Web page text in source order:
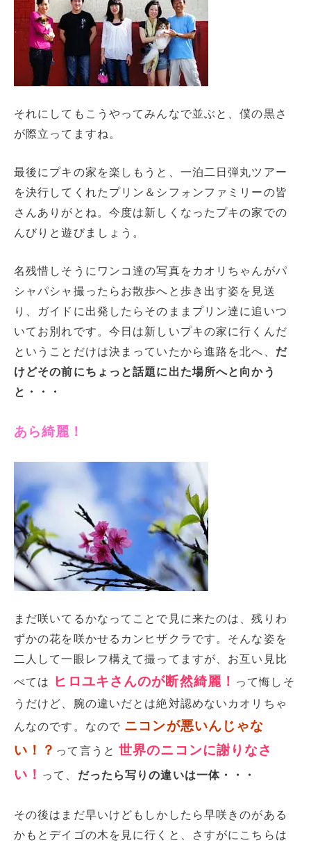
それにしてもこうやってみんなで並ぶと、僕の黒さ
が際立ってますね。
最後にプキの家を楽しもうと、一泊二日弾丸ツアー
を決行してくれたプリン＆シフォンファミリーの皆
さんありがとね。今度は新しくなったプキの家での
んびりと遊びましょう。
名残惜しそうにワンコ達の写真をカオリちゃんがパ
シャパシャ撮ったらお散歩へと歩き出す姿を見送
り、ガイドに出発したらそのままプリン達に追いつ
いてお別れです。今日は新しいプキの家に行くんだ
ということだけは決まっていたから進路を北へ、 だ
けどその前にちょっと話題に出た場所へと向かう
と・・・
あら綺麗！
まだ咲いてるかなってことで見に来たのは、残りわ
ずかの花を咲かせるカンヒザクラです。そんな姿を
二人して一眼レフ構えて撮ってますが、お互い見比
べては
ヒロユキさんのが断然綺麗！ って悔しそ
うだけど、腕の違いだとは絶対認めないカオリちゃ
んなのです。なので ニコンが悪いんじゃな
い！？ って言うと世界のニコンに謝りなさ
い！ って、 だったら写りの違いは一体・・・
その後はまだ早いけどもしかしたら早咲きのがある
かもとデイゴの木を見に行くと、さすがにこちらは